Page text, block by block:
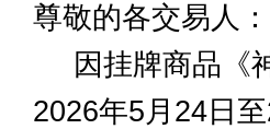
尊敬的各交易人：
因挂牌商品《
2026年5月24日